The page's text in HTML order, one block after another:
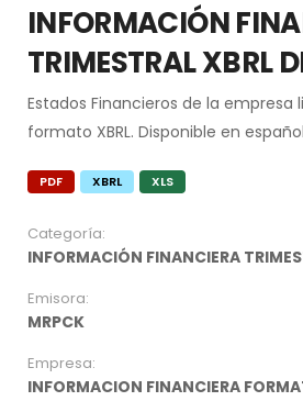
INFORMACIÓN
TRIMESTRAL XBRL
Estados Financieros de la empresa
formato XBRL. Disponible en
PDF XBRL XLS
Categoría:
INFORMACIÓN FINANCIERA
Emisora:
MRPCK
Empresa:
INFORMACION FINANCIERA